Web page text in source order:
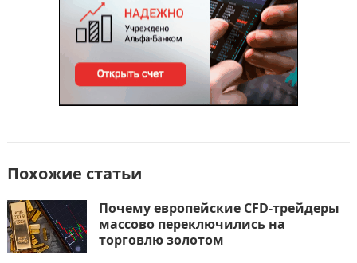
Похожие статьи
Почему европейские CFD-трейдеры
массово переключились на
торговлю золотом